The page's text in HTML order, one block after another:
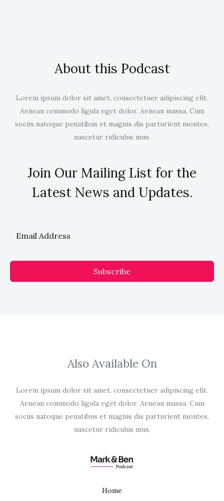
About this Podcast
Lorem ipsum dolor sit amet, consectetuer adipiscing elit.
Aenean commodo ligula eget dolor. Aenean massa. Cum
sociis natoque penatibus et magnis dis parturient montes,
nascetur ridiculus mus.
Join Our Mailing List for the
Latest News and Updates.
Subscribe
Also Available On
Lorem ipsum dolor sit amet, consectetuer adipiscing elit.
Aenean commodo ligula eget dolor. Aenean massa. Cum
sociis natoque penatibus et magnis dis parturient montes,
nascetur ridiculus mus.
Home